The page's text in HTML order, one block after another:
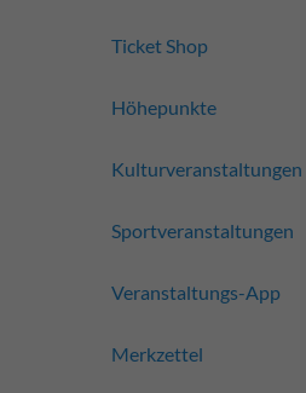
Ticket Shop
Höhepunkte
Kulturveranstaltungen
Sportveranstaltungen
Veranstaltungs-App
Merkzettel